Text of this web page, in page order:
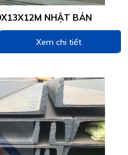
NHẬT BẢN
Xem chi tiết